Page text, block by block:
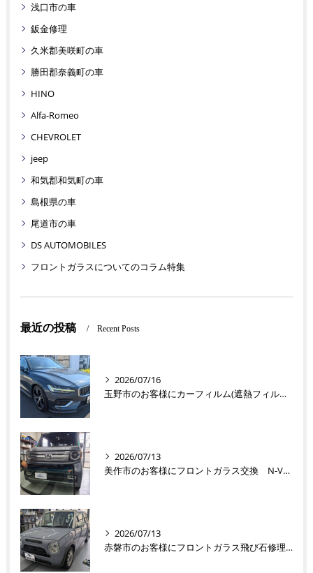
浅口市の車
鈑金修理
久米郡美咲町の車
勝田郡奈義町の車
HINO
Alfa-Romeo
CHEVROLET
jeep
和気郡和気町の車
島根県の車
尾道市の車
DS AUTOMOBILES
フロントガラスについてのコラム特集
最近の投稿 Recent Posts
2026/07/16
玉野市のお客様にカーフィルム(遮熱フィルム) V60【nexus株式会社】
2026/07/13
美作市のお客様にフロントガラス交換 N-VAN【nexus株式会社】
2026/07/13
赤磐市のお客様にフロントガラス飛び石修理 ラパン【nexus株式会社】